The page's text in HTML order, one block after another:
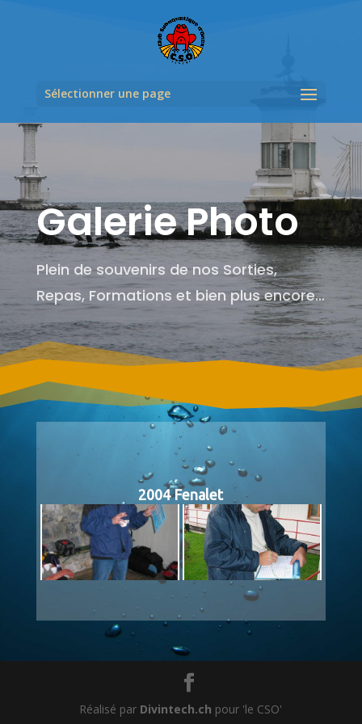
Sélectionner une page
Galerie Photo
Plein de souvenirs de nos Sorties,
Repas, Formations et bien plus encore…
2004 Fenalet
Réalisé par Divintech.ch pour 'le CSO'